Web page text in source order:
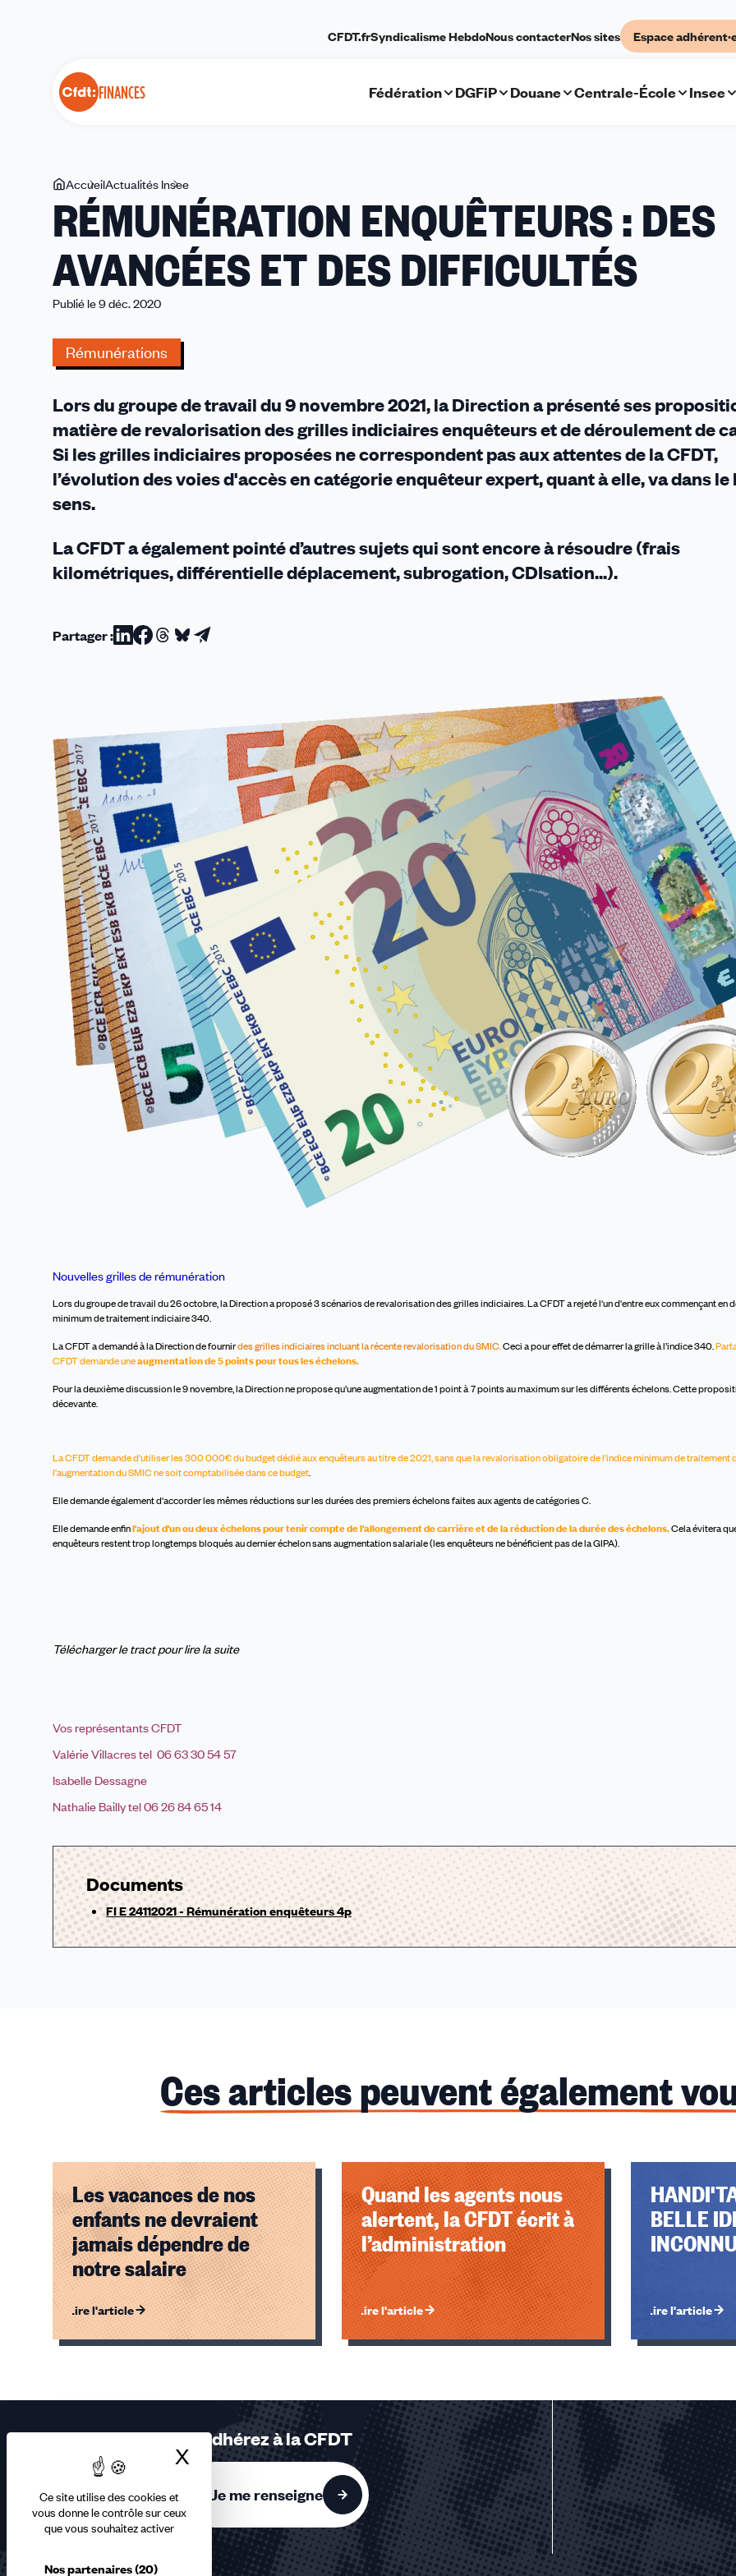
Ce site utilise des cookies et
vous donne le contrôle sur ceux
que vous souhaitez activer
Nos partenaires(20)
X Masquer le bandeau des cookies
FINANCES
CFDT.frSyndicalisme HebdoNous contacterNos sites Espace
Fédération DGFiP Douane Centrale-École Insee
Vous
êtes
ici
AccueilActualités Insee
RÉMUNÉRATION
ENQUÊTEURS
:
DES
AVANCÉES
RÉMUNÉRATION ENQUÊTEURS : DES
AVANCÉES ET DES DIFFICULTÉS
Publié le 9 déc. 2020
Rémunérations
Lors du groupe de travail du 9 novembre 2021, la Direction a présenté ses
matière de revalorisation des grilles indiciaires enquêteurs et de déroulement de
Si les grilles indiciaires proposées ne correspondent pas aux attentes de la CFDT,
l’évolution des voies d'accès en catégorie enquêteur expert, quant à elle, va dans le
sens.
La CFDT a également pointé d’autres sujets qui sont encore à résoudre (frais
kilométriques, différentielle déplacement, subrogation, CDIsation...).
Partager :Partager
Partager
Partager
Partager
Partager
Nouvelles grilles de rémunération
Lors du groupe de travail du 26 octobre, la Direction a proposé 3 scénarios de revalorisation des grilles indiciaires. La CFDT a rejeté l'un d'entre euxcommençant en
minimum de traitement indiciaire 340.
La CFDT a demandé à la Direction de fournirdes grilles indiciaires incluant la récente revalorisation du SMIC.Ceci a pour effet de démarrer la grille à l’indice 340.
CFDT demande uneaugmentation de 5 points pour tous les échelons.
Pour la deuxième discussion le 9 novembre,la Direction ne propose qu’une augmentation de 1 pointà7points au maximum sur les différents échelons. Cette
décevante.
La CFDT demande d'utiliser les 300 000€ du budget dédié aux enquêteurs au titre de 2021,sans quela revalorisation obligatoire de l'indice minimum de traitement
l'augmentation du SMICne soit comptabilisée dans ce budget.
Elle demande également d'accorder les mêmes réductions sur les durées des premiers échelons faites aux agents de catégories C.
Elle demande enfinl'ajout d'un ou deux échelons pour tenir compte de l'allongement de carrière et de la réduction de la durée des échelons.Cela évitera
enquêteurs restent trop longtemps bloqués au dernier échelon sans augmentation salariale (les enquêteurs ne bénéficient pas de la GIPA).
Télécharger le tract pour lire la suite
Vos représentants CFDT
Valérie Villacres tel 06 63 30 54 57
Isabelle Dessagne
Nathalie Bailly tel 06 26 84 65 14
Documents
FI E 24112021 - Rémunération enquêteurs 4p
Ces articles peuvent également
Les vacances de nos
enfants ne devraient
jamais dépendre de
notre salaire
Lire l'article
Quand les agents nous
alertent, la CFDT écrit à
l’administration
Lire l'article
BELLE
Lire l'article
Éléments
sur
accessibles
Adhérez à la CFDT
Je me renseigne